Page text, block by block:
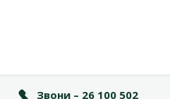
Звони – 26 100 502